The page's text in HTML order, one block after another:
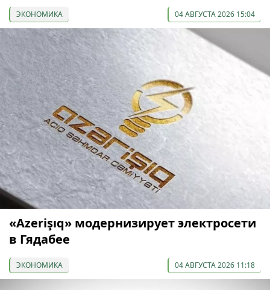
ЭКОНОМИКА 04 АВГУСТА 2026 15:04
«Azerişıq» модернизирует электросети
в Гядабее
ЭКОНОМИКА 04 АВГУСТА 2026 11:18